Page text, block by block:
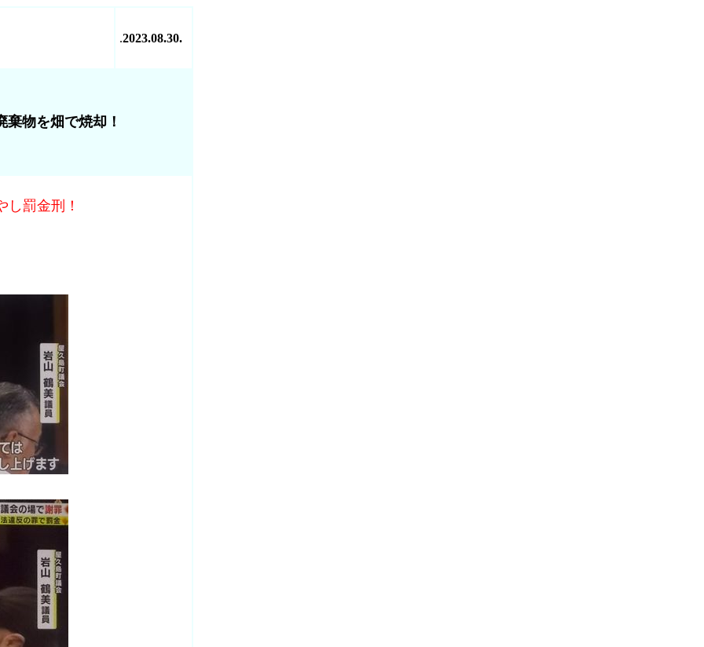
.2023.08.30.
物を畑で焼却！
罰金刑！